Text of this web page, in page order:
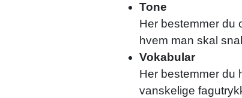
Tone
Her bestemmer du
hvem man skal
Vokabular
Her bestemmer du
vanskelige